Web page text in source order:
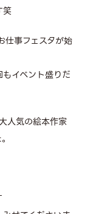
笑
仕事フェスタが始
イベント盛りだ
人気の絵本作家